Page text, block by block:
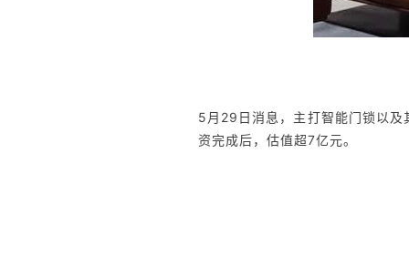
5月29日消息，主打智能门锁以
资完成后，估值超7亿元。